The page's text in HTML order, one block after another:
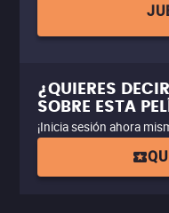
¿QUIERES
SOBRE ESTA
¡Inicia sesión ahora